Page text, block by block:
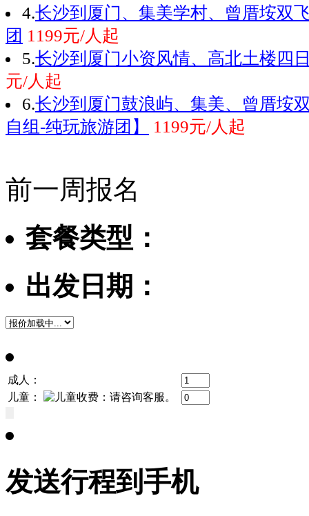
4.长沙到厦门、集美学村、曾厝垵双
团 1199元/人起
5.长沙到厦门小资风情、高北土楼四
元/人起
6.长沙到厦门鼓浪屿、集美、曾厝垵
自组-纯玩旅游团】
1199元/人起
前一周报名
套餐类型：
出发日期：
成人：
儿童：
发送行程到手机